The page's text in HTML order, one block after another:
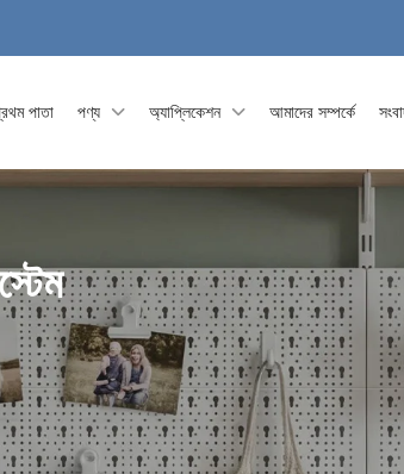
পাতা পণ্য অ্যাপ্লিকেশন আমাদের সম্পর্কে